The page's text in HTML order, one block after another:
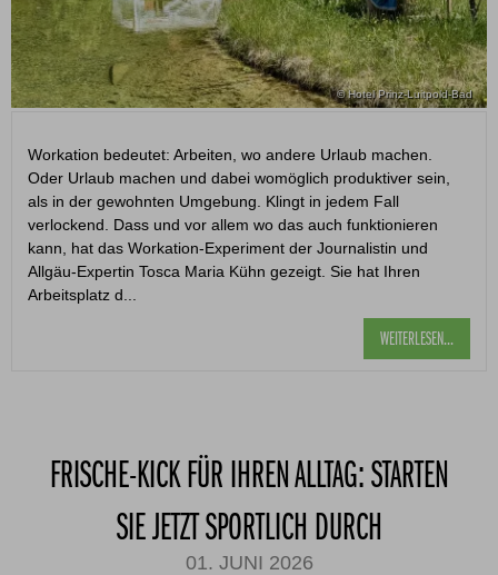
© Hotel Prinz-Luitpold-Bad
Workation bedeutet: Arbeiten, wo andere Urlaub machen.
Oder Urlaub machen und dabei womöglich produktiver sein,
als in der gewohnten Umgebung. Klingt in jedem Fall
verlockend. Dass und vor allem wo das auch funktionieren
kann, hat das Workation-Experiment der Journalistin und
Allgäu-Expertin Tosca Maria Kühn gezeigt. Sie hat Ihren
Arbeitsplatz d...
WEITERLESEN...
FRISCHE-KICK FÜR IHREN ALLTAG: STARTEN
SIE JETZT SPORTLICH DURCH
01. JUNI 2026